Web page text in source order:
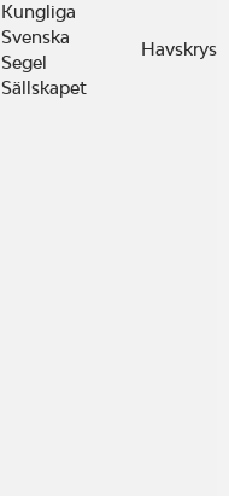
Kungliga
Svenska
Segel
Sällskapet